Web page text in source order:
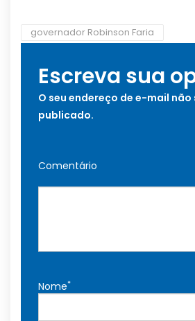
governador Robinson Faria
Escreva sua
O seu endereço de e-mail não
publicado.
Comentário
Nome*